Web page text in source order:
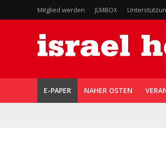
Mitglied werden JLMBOX
E-PAPER NAHER OSTEN